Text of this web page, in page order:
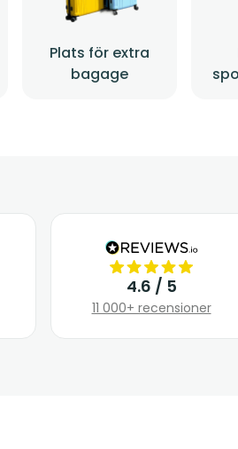
Plats för extra
bagage
4.6 / 5
11 000+ recensioner